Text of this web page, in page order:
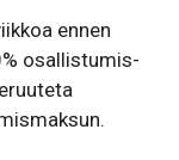
ennen
osal­lis­tu­mis­